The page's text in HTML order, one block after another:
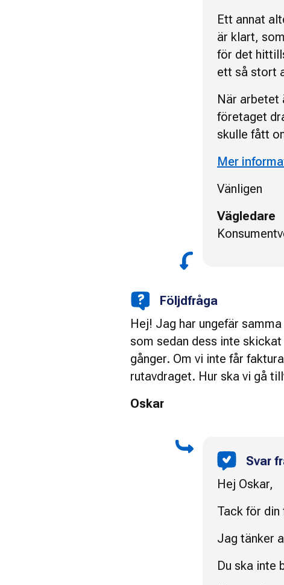
Ett annat
är klart,
för det
ett så stort
När arbetet
företaget
skulle fått
Mer
Vänligen
Vägledare
Följdfråga
Hej! Jag har ungefär
som sedan dess inte
gånger. Om vi inte får
rutavdraget. Hur ska vi gå
Oskar
Svar
Hej Oskar,
Tack för din
Jag tänker
Du ska inte